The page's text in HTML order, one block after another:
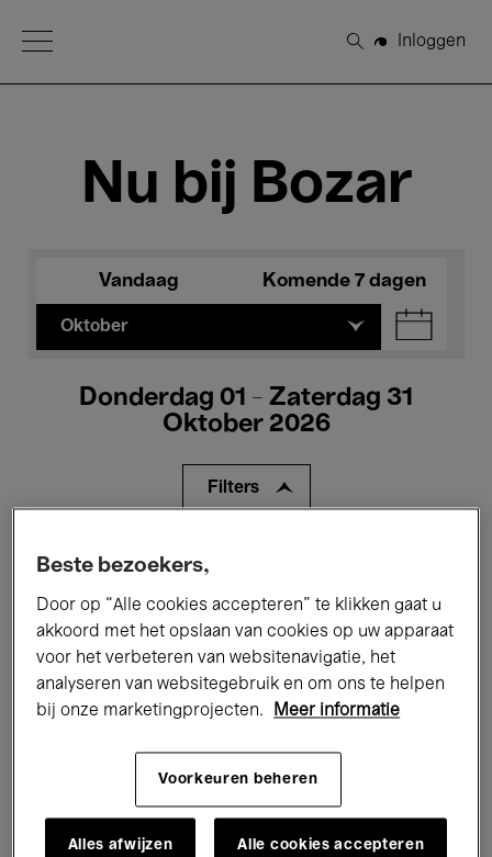
Open Menu
Zoeken
Inloggen
Nu bij Bozar
Vandaag Komende 7 dagen
Oktober
Donderdag 01 - Zaterdag 31
Oktober 2026
Filters
Alle evenementen
Tentoonstellingen Films
Performances Lezingen & Debatten
Jazz Klassieke Muziek Global Music
Voor iedereen Kids’ Palace
Beste bezoekers,
Door op “Alle cookies accepteren” te klikken gaat u
akkoord met het opslaan van cookies op uw apparaat
voor het verbeteren van websitenavigatie, het
analyseren van websitegebruik en om ons te helpen
bij onze marketingprojecten.
Meer informatie
Voorkeuren beheren
Alles afwijzen Alle cookies accepteren